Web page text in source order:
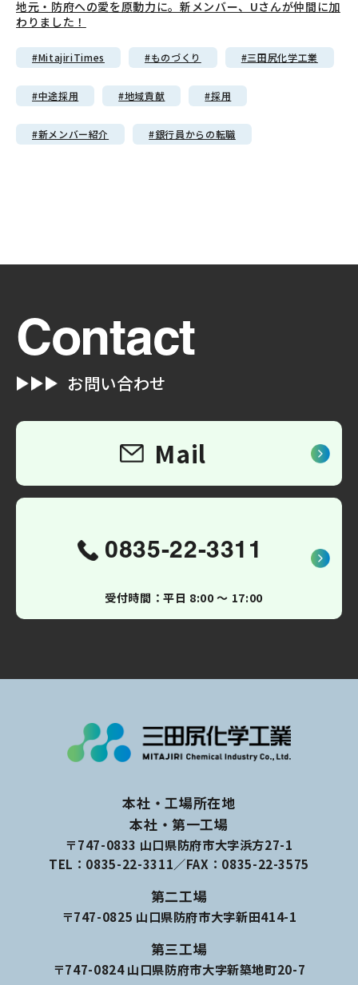
地元・防府への愛を原動力に。新メンバー、Uさんが仲間に加
わりました！
#MitajiriTimes #ものづくり #三田尻化学工業
#中途採用 #地域貢献 #採用
#新メンバー紹介 #銀行員からの転職
Contact
お問い合わせ
Mail
0835-22-3311
受付時間：平日 8:00 〜 17:00
本社・工場所在地
本社・第一工場
〒747-0833 山口県防府市大字浜方27-1
TEL： 0835-22-3311／FAX：0835-22-3575
第二工場
〒747-0825 山口県防府市大字新田414-1
第三工場
〒747-0824 山口県防府市大字新築地町20-7